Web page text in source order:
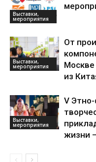
Выставки,
мероприятия
Выставки,
мероприятия
От
Москве
из
Выставки,
мероприятия
V
жизни